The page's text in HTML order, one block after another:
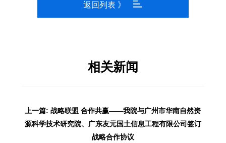
返回列表 》
相关新闻
上一篇: 战略联盟 合作共赢——我院与广州市华南自然资
源科学技术研究院、广东友元国土信息工程有限公司签订
战略合作协议